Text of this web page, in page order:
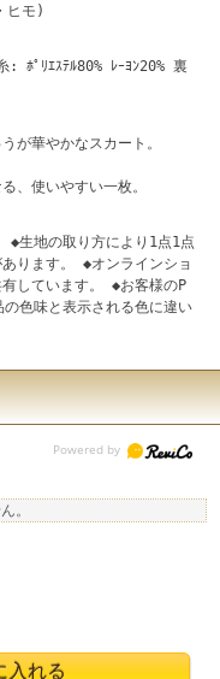
ヒモ)
: ﾎﾟﾘｴｽﾃﾙ80% ﾚｰﾖﾝ20% 裏
が華やかなスカート。
、使いやすい一枚。
◆生地の取り方により1点1点
ります。 ◆オンラインショ
しています。 ◆お客様のP
色味と表示される色に違い
。